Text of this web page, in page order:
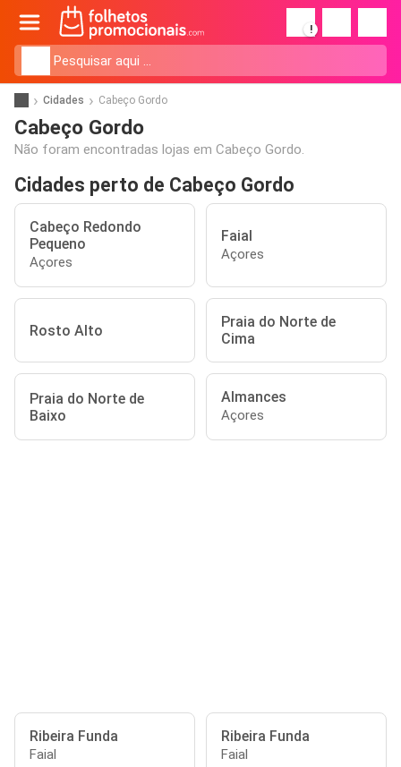
!
Cidades Cabeço Gordo
Cabeço Gordo
Não foram encontradas lojas em Cabeço Gordo.
Cidades perto de Cabeço Gordo
Cabeço Redondo
Pequeno
Açores
Faial
Açores
Rosto Alto
Praia do Norte de
Cima
Praia do Norte de
Baixo
Almances
Açores
Ribeira Funda
Faial
Ribeira Funda
Faial